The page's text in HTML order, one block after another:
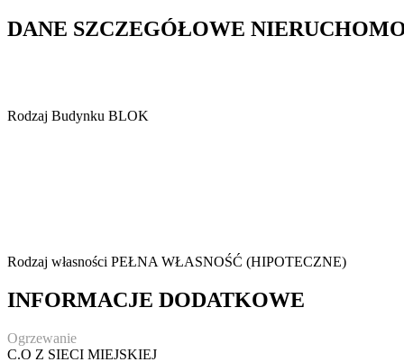
DANE SZCZEGÓŁOWE
Rodzaj Budynku BLOK
Rodzaj własności PEŁNA WŁASNOŚĆ (HIPOTECZNE)
INFORMACJE DODATKOWE
Ogrzewanie
C.O Z SIECI MIEJSKIEJ